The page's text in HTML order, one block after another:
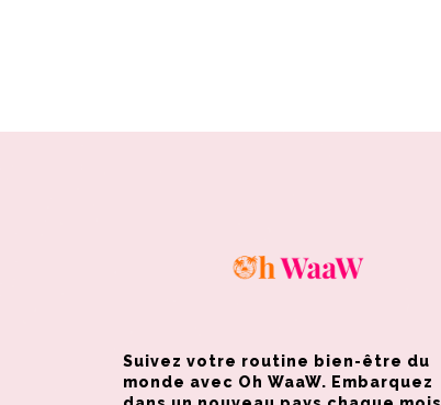
Suivez votre routine bien-être du
monde avec Oh WaaW. Embarquez